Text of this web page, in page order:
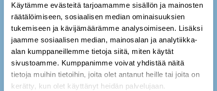
Käytämme evästeitä tarjoamamme sisällön ja mainosten
räätälöimiseen, sosiaalisen median ominaisuuksien
tukemiseen ja kävijämäärämme analysoimiseen. Lisäksi
jaamme sosiaalisen median, mainosalan ja analytiikka-
alan kumppaneillemme tietoja siitä, miten käytät
sivustoamme. Kumppanimme voivat yhdistää näitä
tietoja muihin tietoihin, joita olet antanut heille tai joita on
kerätty, kun olet käyttänyt heidän palvelujaan.
Melko harvinainen.
Kylmän rintaman jälkeen yleisempi.
Kuva: Harri Hohti